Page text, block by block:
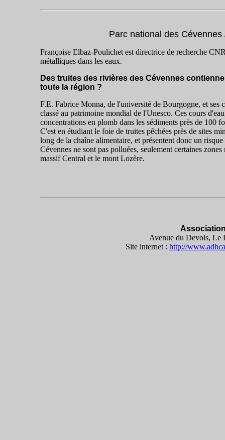
Parc national des
Françoise Elbaz-Poulichet est directrice de recherche
métalliques dans les eaux.
Des truites des rivières des Cévennes
toute la région ?
F.E. Fabrice Monna, de l'université de Bourgogne, et ses
classé au patrimoine mondial de l'Unesco. Ces cours
concentrations en plomb dans les sédiments près de 100
C'est en étudiant le foie de truites pêchées près de sites
long de la chaîne alimentaire, et présentent donc un
Cévennes ne sont pas polluées, seulement certaines
massif Central et le mont Lozère.
Avenue du Devois, Le
Site internet : http://